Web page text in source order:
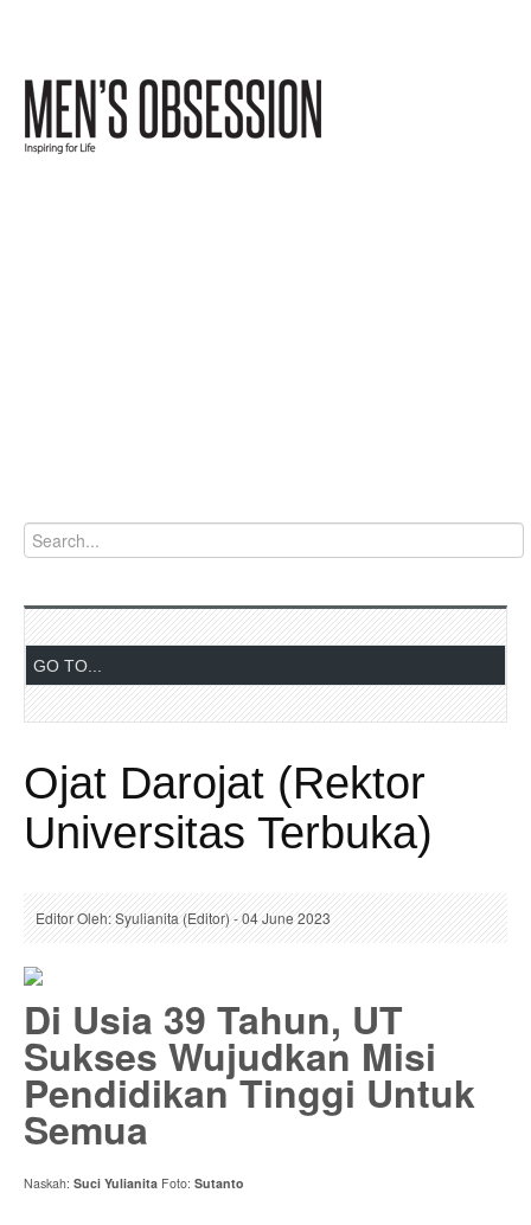
Ojat Darojat (Rektor
Universitas Terbuka)
Editor Oleh: Syulianita (Editor) - 04 June 2023
Di Usia 39 Tahun, UT
Sukses Wujudkan Misi
Pendidikan Tinggi Untuk
Semua
Naskah: Suci Yulianita Foto: Sutanto